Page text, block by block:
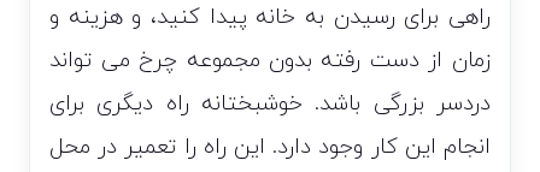
راهی برای رسیدن به خانه پیدا کنید، و هزینه و
زمان از دست رفته بدون مجموعه چرخ می تواند
دردسر بزرگی باشد. خوشبختانه راه دیگری برای
انجام این کار وجود دارد. این راه را تعمیر در محل